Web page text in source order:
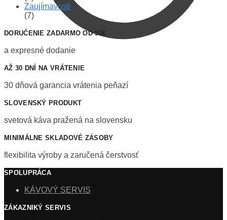
Zaujímavosti
(7)
DORUČENIE ZADARMO OD 50€
a expresné dodanie
AŽ 30 DNÍ NA VRÁTENIE
30 dňová garancia vrátenia peňazí
SLOVENSKÝ PRODUKT
svetová káva pražená na slovensku
MINIMÁLNE SKLADOVÉ ZÁSOBY
flexibilita výroby a zaručená čerstvosť
SPOLUPRÁCA
KÁVOVÝ SERVIS
ZÁKAZNIKÝ SERVIS